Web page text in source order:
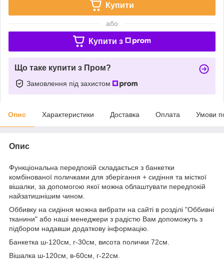
Купити
або
Купити з
Що таке купити з Пром?
Замовлення під захистом
Опис Характеристики Доставка Оплата Умови
Опис
Функціональна передпокій складається з банкетки
комбінованої поличками для зберігання + сидіння та місткої
вішалки, за допомогою якої можна облаштувати передпокій
найзатишнішим чином.
Оббивку на сидіння можна вибрати на сайті в розділі "Оббивні
тканини" або наші менеджери з радістю Вам допоможуть з
підбором надавши додаткову інформацію.
Банкетка ш-120см, г-30см, висота полички 72см.
Вішалка ш-120см, в-60см, г-22см.